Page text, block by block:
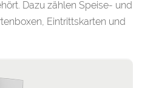
Dazu zählen Speise- und
Eintrittskarten und